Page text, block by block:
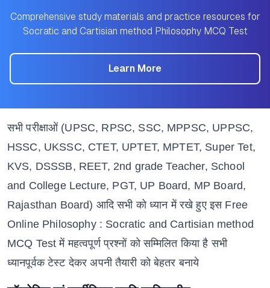
Comprehensive study materials and practice resources for
Socratic and Cartisian method Philosophy MCQ Test
Learn More
सभी परीक्षाओं (UPSC, RPSC, SSC, MPPSC, UPPSC,
HSSC, UKSSC, CTET, UPTET, MPTET, Super Tet,
KVS, DSSSB, REET, 2nd grade Teacher, School
and College Lecture, PGT, UP Board, MP Board,
Rajasthan Board) आदि सभी को ध्यान में रखे हुए इसFree
Online Philosophy : Socratic and Cartisian method
MCQ Testमें महत्वपूर्ण प्रश्नों को सम्मिलित किया है सभी
ध्यानपूर्वक टेस्ट देकर अपनी तैयारी को बेहतर बनाये